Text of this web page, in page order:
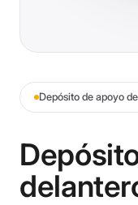
Depósito de apoyo